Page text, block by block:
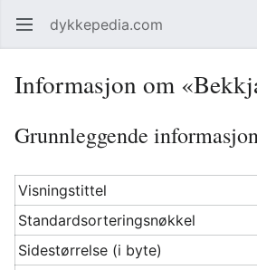
Åpne hovedmenyen dykkepedia.com
Informasjon om
Grunnleggende
Visningstittel
Standardsorteringsnøkkel
Sidestørrelse (i byte)